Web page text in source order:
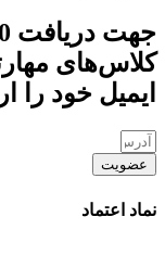
کلاس‌های
ایمیل خود را
عضویت
نماد اعتماد